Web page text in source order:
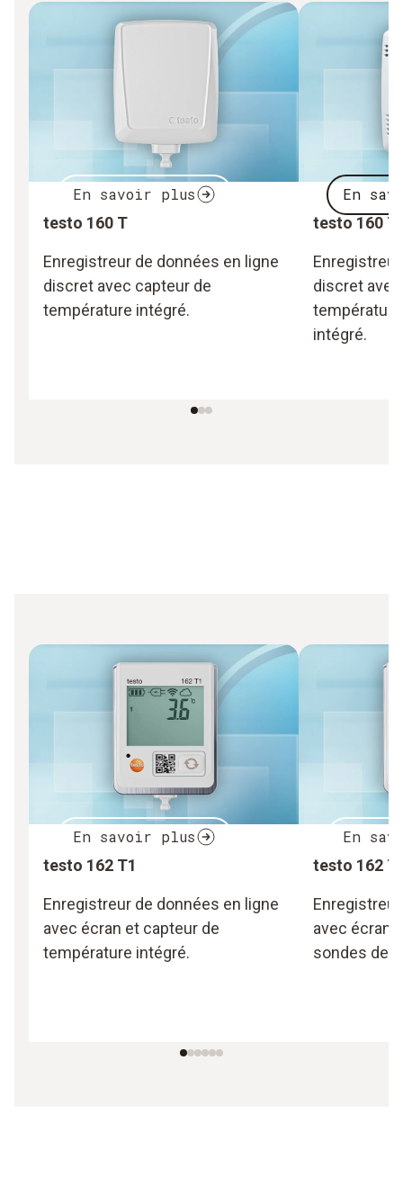
En savoir plus
testo 160 T
Enregistreur de données en ligne
discret avec capteur de
température intégré.
En
testo 160
discret
intégré.
En savoir plus
testo 162 T1
Enregistreur de données en ligne
avec écran et capteur de
température intégré.
En
testo 162
avec écran
sondes de